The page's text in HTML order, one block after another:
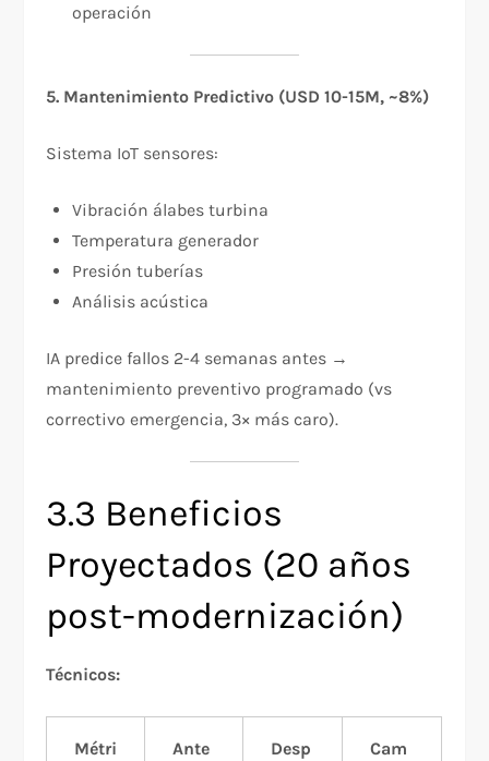
operación
5. Mantenimiento Predictivo (USD 10-15M, ~8%)
Sistema IoT sensores:
Vibración álabes turbina
Temperatura generador
Presión tuberías
Análisis acústica
IA predice fallos 2-4 semanas antes →
mantenimiento preventivo programado (vs
correctivo emergencia, 3× más caro).
3.3 Beneficios
Proyectados (20 años
post-modernización)
Técnicos:
Métri
Ante
Desp
Cam